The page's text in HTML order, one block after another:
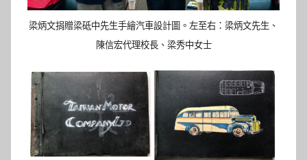
梁炳文捐贈梁砥中先生手繪汽車設計圖。左至右：梁炳文先生、
陳信宏代理校長、梁秀中女士